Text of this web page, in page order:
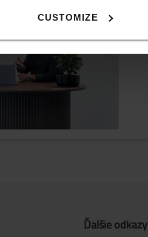
CUSTOMIZE
Ďalšie odkazy